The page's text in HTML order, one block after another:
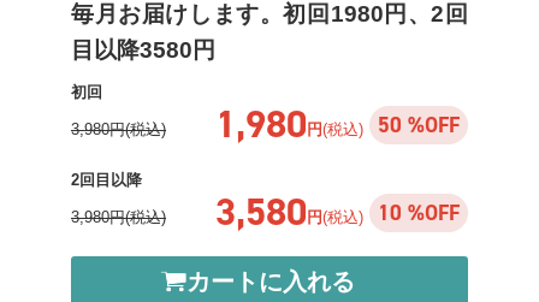
毎月お届けします。初回1980円、2回
目以降3580円
初回
3,980円(税込) 1,980 円(税込) 50 %OFF
2回目以降
3,980円(税込) 3,580 円(税込) 10 %OFF
カートに入れる